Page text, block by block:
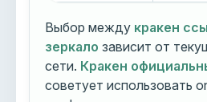
Выбор между кракен
зеркало зависит от
сети. Кракен
советует использовать